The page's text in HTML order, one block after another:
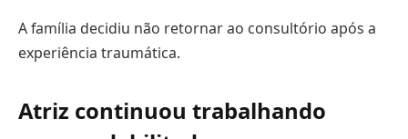
A família decidiu não retornar ao consultório após a
experiência traumática.
Atriz continuou trabalhando